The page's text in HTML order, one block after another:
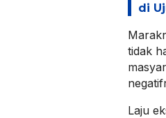
di
tidak
Laju